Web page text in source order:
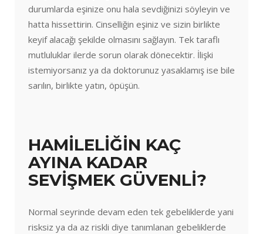
durumlarda eşinize onu hala sevdiğinizi söyleyin ve
hatta hissettirin. Cinselliğin eşiniz ve sizin birlikte
keyif alacağı şekilde olmasını sağlayın. Tek taraflı
mutluluklar ilerde sorun olarak dönecektir. İlişki
istemiyorsanız ya da doktorunuz yasaklamış ise bile
sarılın, birlikte yatın, öpüşün.
HAMİLELİĞİN KAÇ
AYINA KADAR
SEVİŞMEK GÜVENLİ?
Normal seyrinde devam eden tek gebeliklerde yani
risksiz ya da az riskli diye tanımlanan gebeliklerde